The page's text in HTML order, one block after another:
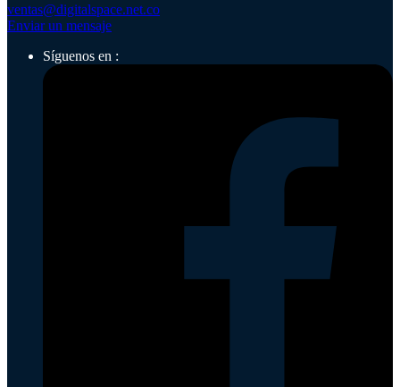
ventas@digitalspace.net.co
Enviar un mensaje
Síguenos en :